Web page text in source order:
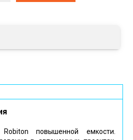
Robiton повышенной емкости.